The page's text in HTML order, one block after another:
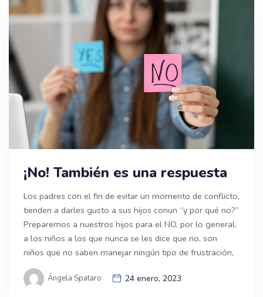
¡No! También es una respuesta
Los padres con el fin de evitar un momento de conflicto,
tienden a darles gusto a sus hijos conun ‘’y por qué no?’’
Preparemos a nuestros hijos para el NO, por lo general,
a los niños a los que nunca se les dice que no, son
niños que no saben manejar ningún tipo de frustración,
Ángela Spataro 24 enero, 2023